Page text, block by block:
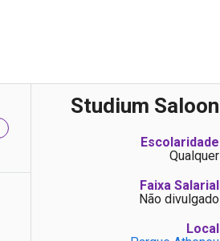
Studium Saloon
Escolaridade
Qualquer
Faixa Salarial
Não divulgado
Local